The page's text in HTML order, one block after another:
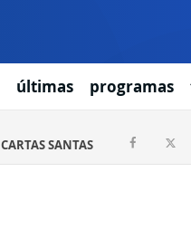
últimas programas
CARTAS SANTAS